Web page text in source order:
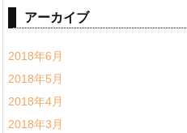
アーカイブ
2018年6月
2018年5月
2018年4月
2018年3月